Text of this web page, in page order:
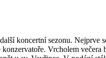
koncertní sezonu. Nejprve
Vrcholem